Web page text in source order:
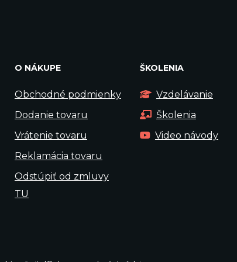
O NÁKUPE
Obchodné podmienky
Dodanie tovaru
Vrátenie tovaru
Reklamácia tovaru
Odstúpiť od zmluvy
TU
ŠKOLENIA
Vzdelávanie
Školenia
Video návody